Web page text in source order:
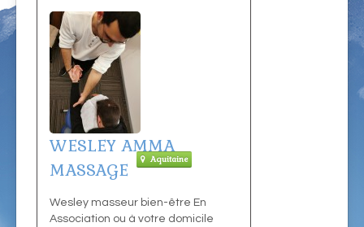
WESLEY AMMA
MASSAGE
Aquitaine
Wesley masseur bien-être En
Association ou à votre domicile